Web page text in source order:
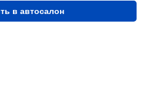
в автосалон